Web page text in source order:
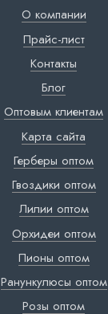
О компании
Прайс-лист
Контакты
Блог
Оптовым клиентам
Карта сайта
Герберы оптом
Гвоздики оптом
Лилии оптом
Орхидеи оптом
Пионы оптом
Ранункулюсы оптом
Розы оптом